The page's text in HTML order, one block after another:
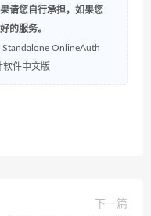
请您自行承担，如果您
的服务。
Standalone OnlineAuth
件中文版
下一篇